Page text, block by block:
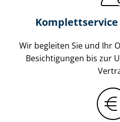
Wir begleiten Sie und Ihr
Besichtigungen bis zur